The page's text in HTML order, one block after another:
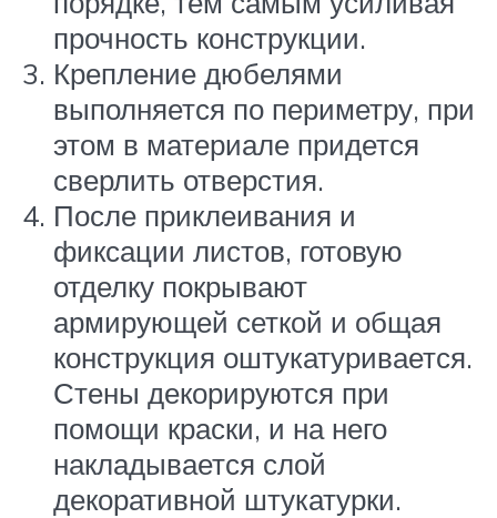
прочность конструкции.
Крепление дюбелями
выполняется по периметру, при
этом в материале придется
сверлить отверстия.
После приклеивания и
фиксации листов, готовую
отделку покрывают
армирующей сеткой и общая
конструкция оштукатуривается.
Стены декорируются при
помощи краски, и на него
накладывается слой
декоративной штукатурки.